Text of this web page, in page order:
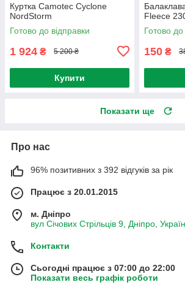
Куртка Camotec Cyclone
NordStorm
Готово до відправки
1 924 ₴ 5 200 ₴
Купити
Fleece
Готово до
150 ₴
Показати ще
Про нас
96% позитивних з 392 відгуків за рік
Працює з 20.01.2015
м. Дніпро
вул Січових Стрільців 9, Дніпро,
Контакти
Сьогодні працює з 07:00 до 22:00
Показати весь графік роботи